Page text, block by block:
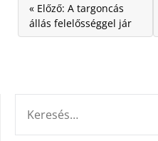
« Előző: A targoncás
állás felelősséggel jár